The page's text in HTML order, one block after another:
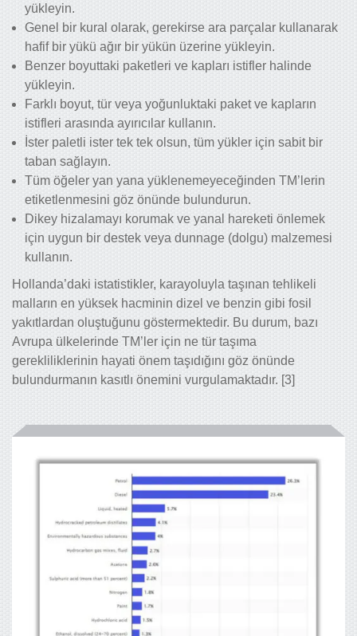
yükleyin.
Genel bir kural olarak, gerekirse ara parçalar kullanarak
hafif bir yükü ağır bir yükün üzerine yükleyin.
Benzer boyuttaki paketleri ve kapları istifler halinde
yükleyin.
Farklı boyut, tür veya yoğunluktaki paket ve kapların
istifleri arasında ayırıcılar kullanın.
İster paletli ister tek tek olsun, tüm yükler için sabit bir
taban sağlayın.
Tüm öğeler yan yana yüklenemeyeceğinden TM’lerin
etiketlenmesini göz önünde bulundurun.
Dikey hizalamayı korumak ve yanal hareketi önlemek
için uygun bir destek veya dunnage (dolgu) malzemesi
kullanın.
Hollanda’daki istatistikler, karayoluyla taşınan tehlikeli
malların en yüksek hacminin dizel ve benzin gibi fosil
yakıtlardan oluştuğunu göstermektedir. Bu durum, bazı
Avrupa ülkelerinde TM’ler için ne tür taşıma
gerekliliklerinin hayati önem taşıdığını göz önünde
bulundurmanın kasıtlı önemini vurgulamaktadır. [3]